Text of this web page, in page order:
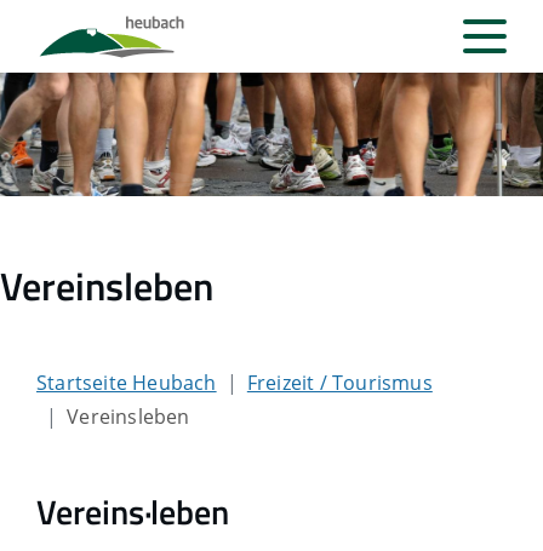
Vereinsleben
Startseite Heubach
Freizeit / Tourismus
Vereinsleben
Vereins·leben